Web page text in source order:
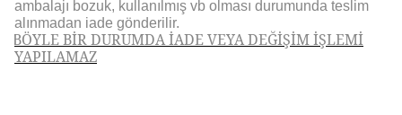
ambalajı bozuk, kullanılmış vb olması durumunda teslim
alınmadan iade gönderilir.
BÖYLE BİR DURUMDA İADE VEYA DEĞİŞİM İŞLEMİ
YAPILAMAZ